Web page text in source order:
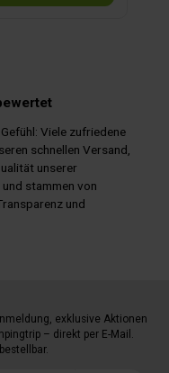
Viele zufriedene
schnellen Versand,
unserer
stammen von
und
exklusive Aktionen
– direkt per E-Mail.